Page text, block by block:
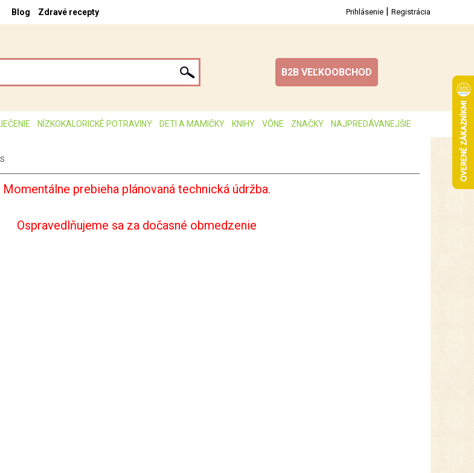
Blog Zdravé recepty Prihlásenie | Registrácia
B2B VEĽKOOBCHOD
NÍZKOKALORICKÉ POTRAVINY DETI A MAMIČKY KNIHY VÔNE ZNAČKY NAJPREDÁVANEJŠIE
Momentálne prebieha plánovaná technická údržba.
Ospravedlňujeme sa za dočasné obmedzenie